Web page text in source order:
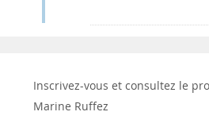
Inscrivez-vous et consultez le
Marine Ruffez